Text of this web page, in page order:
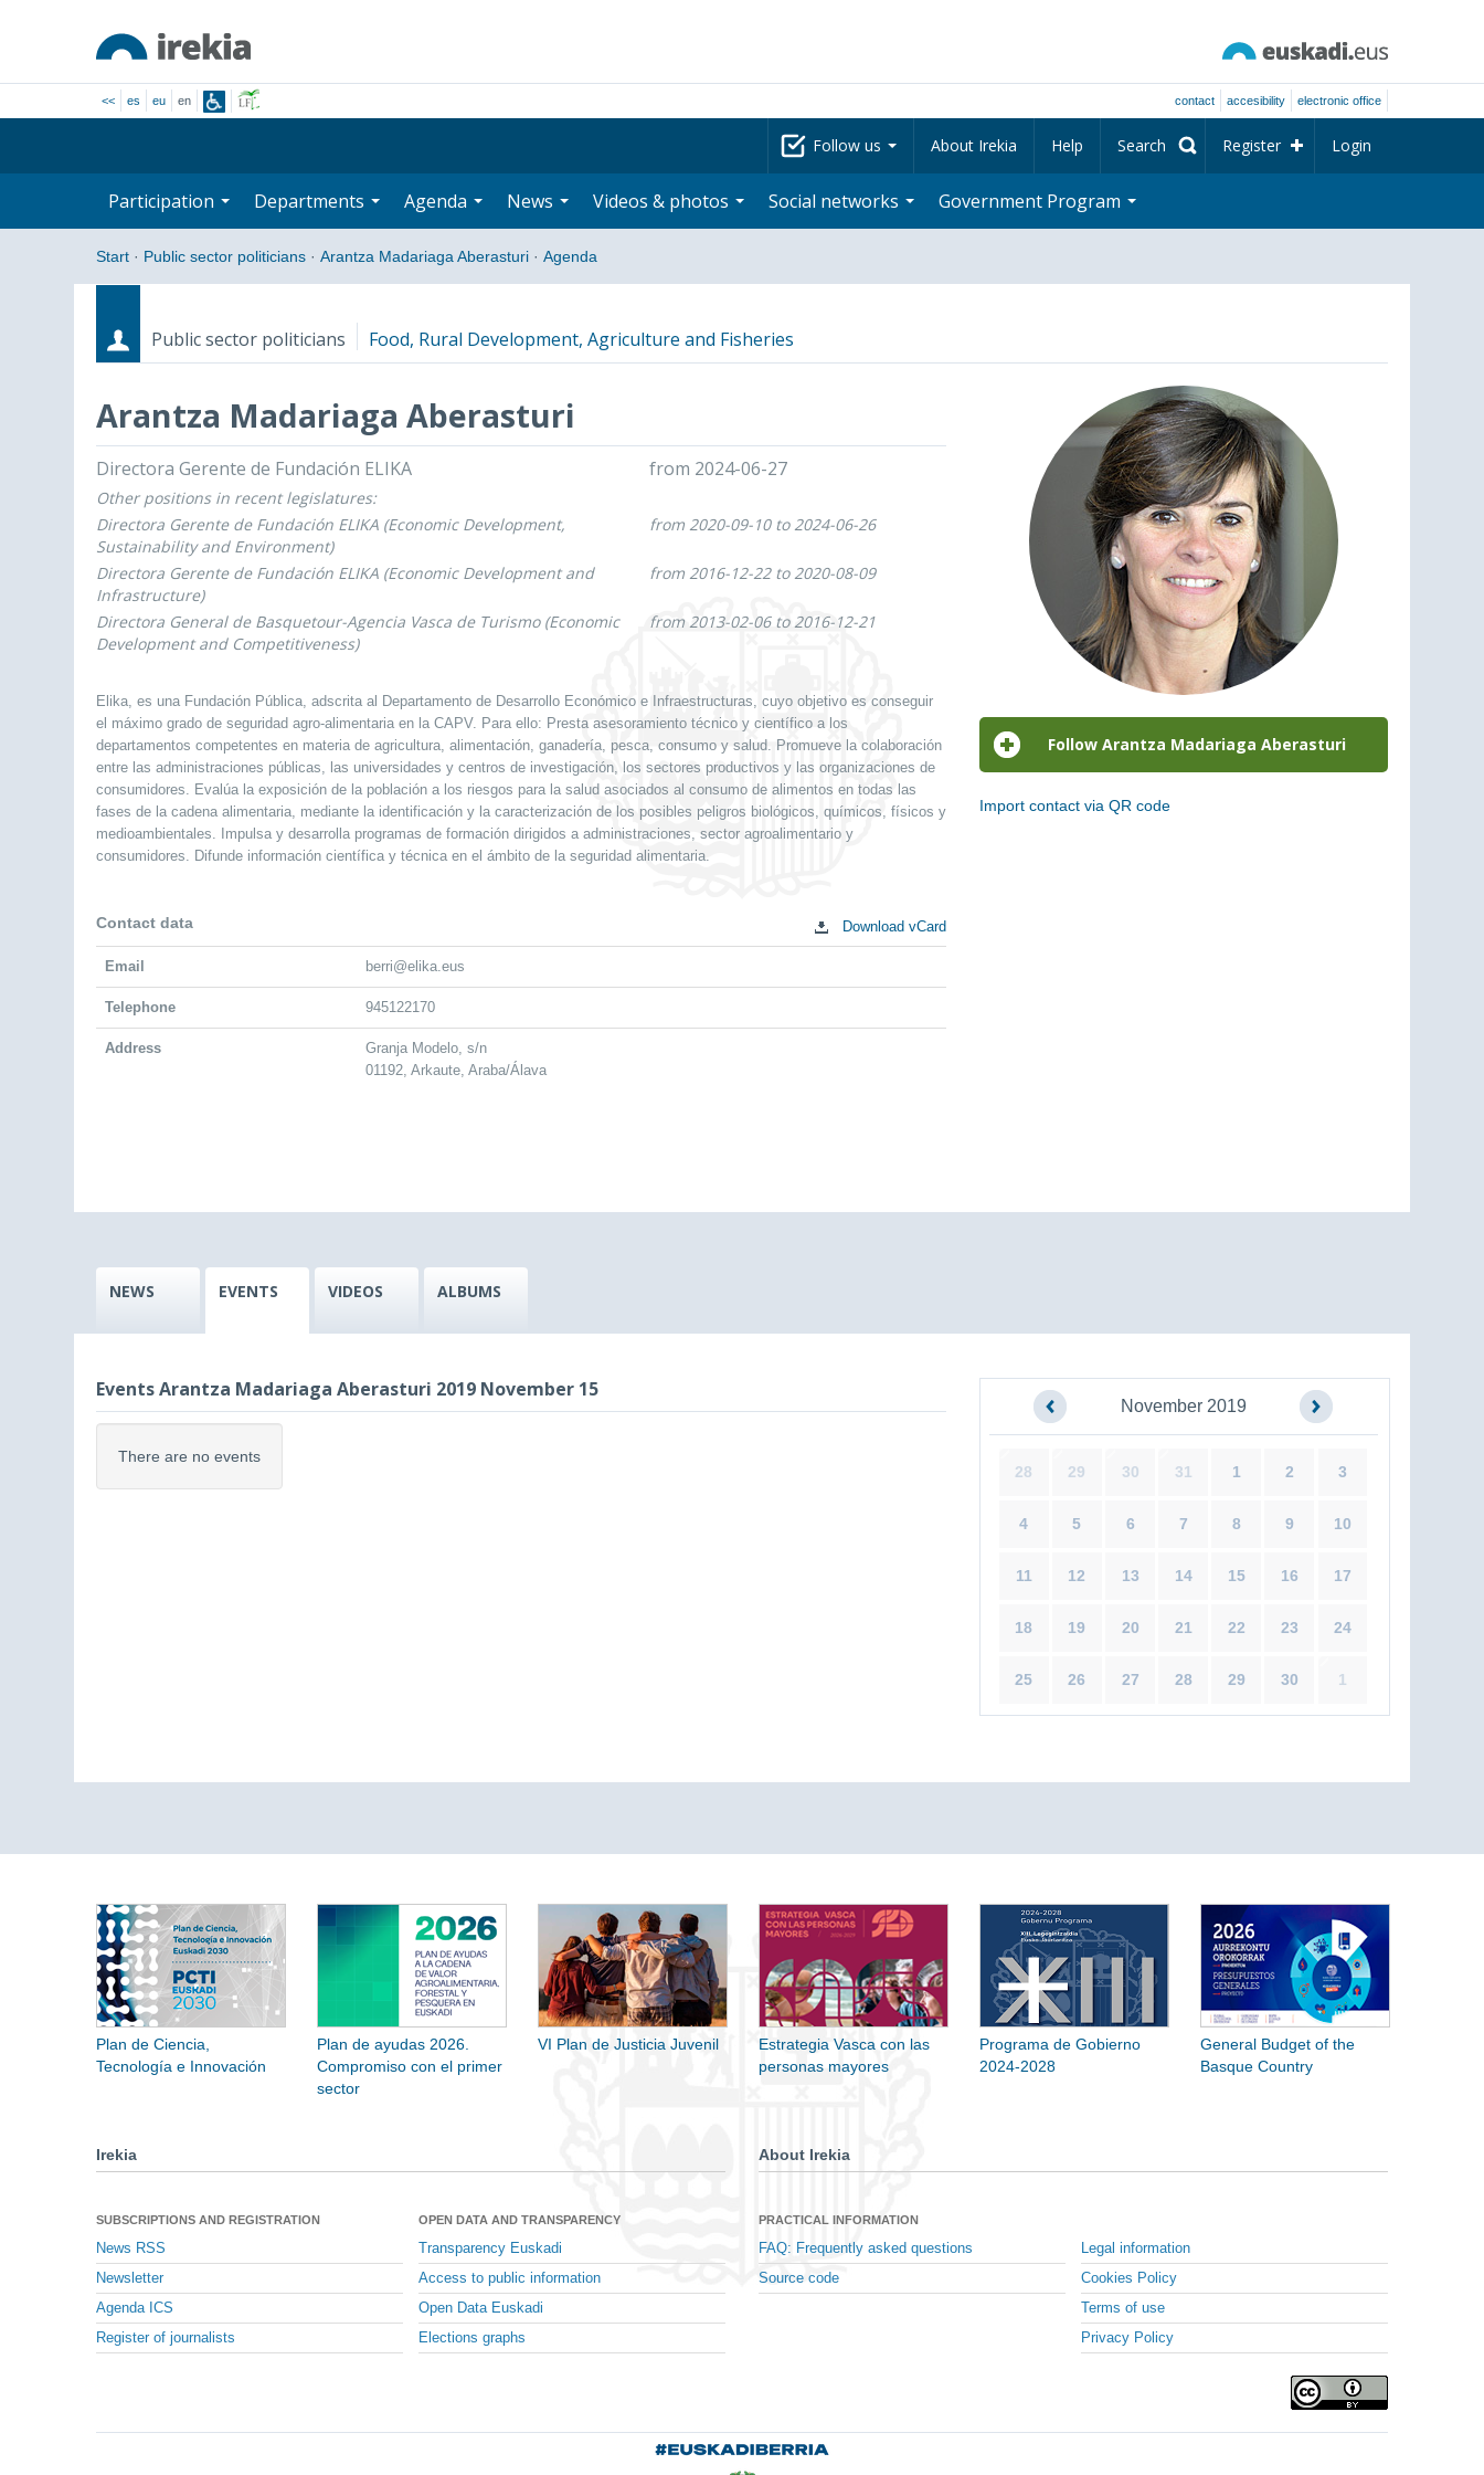
<< es eu en contact accesibility electronic office
Follow us About Irekia Help Search Register Login
Participation Departments Agenda News Videos & photos Social networks Government Program
Start · Public sector politicians · Arantza Madariaga Aberasturi · Agenda
Public sector politicians Food, Rural Development, Agriculture and Fisheries
Arantza Madariaga Aberasturi
RolesStart date - End date
Directora Gerente de Fundación ELIKA from 2024-06-27
Other positions in recent legislatures:
Directora Gerente de Fundación ELIKA (Economic Development,
Sustainability and Environment)
from 2020-09-10 to 2024-06-26
Directora Gerente de Fundación ELIKA (Economic Development and
Infrastructure)
from 2016-12-22 to 2020-08-09
Directora General de Basquetour-Agencia Vasca de Turismo (Economic
Development and Competitiveness)
from 2013-02-06 to 2016-12-21
Elika, es una Fundación Pública, adscrita al Departamento de Desarrollo Económico e Infraestructuras, cuyo objetivo es conseguir
el máximo grado de seguridad agro-alimentaria en la CAPV. Para ello: Presta asesoramiento técnico y científico a los
departamentos competentes en materia de agricultura, alimentación, ganadería, pesca, consumo y salud. Promueve la colaboración
entre las administraciones públicas, las universidades y centros de investigación, los sectores productivos y las organizaciones de
consumidores. Evalúa la exposición de la población a los riesgos para la salud asociados al consumo de alimentos en todas las
fases de la cadena alimentaria, mediante la identificación y la caracterización de los posibles peligros biológicos, químicos, físicos y
medioambientales. Impulsa y desarrolla programas de formación dirigidos a administraciones, sector agroalimentario y
consumidores. Difunde información científica y técnica en el ámbito de la seguridad alimentaria.
Contact data Download vCard
Email berri@elika.eus
Telephone 945122170
Address
Granja Modelo, s/n
01192, Arkaute, Araba/Álava
Import contact via QR code
NEWS EVENTS VIDEOS ALBUMS
Events Arantza Madariaga Aberasturi 2019 November 15
There are no events
November 2019
28 29 30 31 1 2 3
4 5 6 7 8 9 10
11 12 13 14 15 16 17
18 19 20 21 22 23 24
25 26 27 28 29 30 1
Plan de Ciencia,
Tecnología e Innovación
Plan de ayudas 2026.
Compromiso con el primer
sector
VI Plan de Justicia Juvenil
Estrategia Vasca con las
personas mayores
Programa de Gobierno
2024-2028
General Budget of the
Basque Country
Irekia
SUBSCRIPTIONS AND REGISTRATION
News RSS
Newsletter
Agenda ICS
Register of journalists
OPEN DATA AND TRANSPARENCY
Transparency Euskadi
Access to public information
Open Data Euskadi
Elections graphs
About Irekia
PRACTICAL INFORMATION
FAQ: Frequently asked questions
Source code
Legal information
Cookies Policy
Terms of use
Privacy Policy